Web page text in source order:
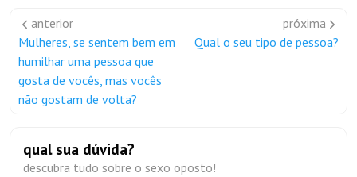
anterior
Mulheres, se sentem bem em
humilhar uma pessoa que
gosta de vocês, mas vocês
não gostam de volta?
próxima
Qual o seu tipo de pessoa?
qual sua dúvida?
descubra tudo sobre o sexo oposto!